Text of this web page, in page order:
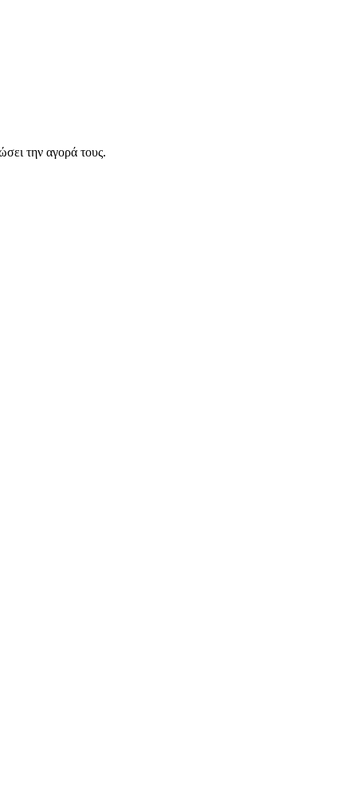
την αγορά τους.